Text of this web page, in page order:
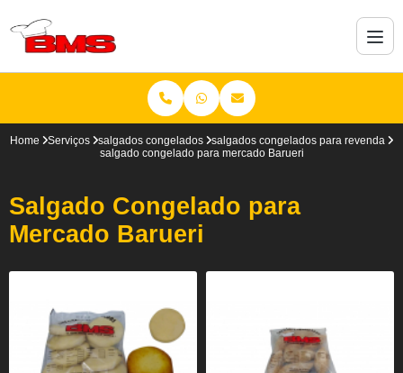
Home Serviços salgados congelados
salgados congelados para revenda
salgado congelado para mercado Barueri
Salgado Congelado para
Mercado Barueri